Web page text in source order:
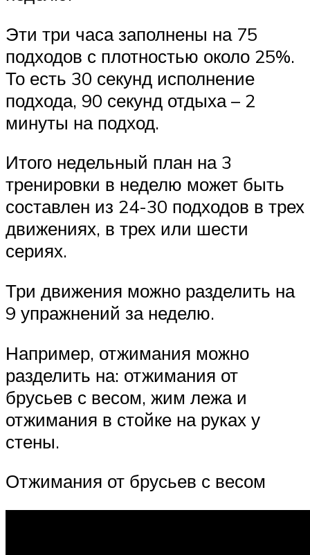
Эти три часа заполнены на 75
подходов с плотностью около 25%.
То есть 30 секунд исполнение
подхода, 90 секунд отдыха – 2
минуты на подход.
Итого недельный план на 3
тренировки в неделю может быть
составлен из 24-30 подходов в трех
движениях, в трех или шести
сериях.
Три движения можно разделить на
9 упражнений за неделю.
Например, отжимания можно
разделить на: отжимания от
брусьев с весом, жим лежа и
отжимания в стойке на руках у
стены.
Отжимания от брусьев с весом